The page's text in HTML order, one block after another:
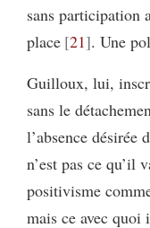
sans participation
place 21 . Une
Guilloux, lui,
sans le
l’absence désirée
n’est pas ce qu’il
positivisme
mais ce avec